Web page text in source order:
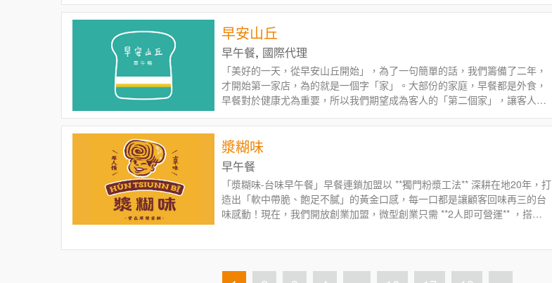
早安山丘
早午餐, 國際代理
「美好的一天，從早安山丘開始」，為了一句簡單的話，我們籌備了二年，
才開始第一家店，為的就是一個字「家」。大部份的家庭，早餐都是外食，
早餐對於健康尤為重要，所以我們期望成為客人的「第二個家」，讓客人有
回家用餐的感覺。早安山丘早餐店加盟創業，加盟連鎖早餐
漿糊味
早午餐
「漿糊味-台味早午餐」早餐連鎖加盟以 **獨門粉漿工法** 深耕在地20年，打
造出「軟中帶脆、飽足不膩」的黃金口感，每一口都是讓顧客回味再三的台
味感動！現在，我們開放創業加盟，微型創業只需 **2人即可營運** ，搭配